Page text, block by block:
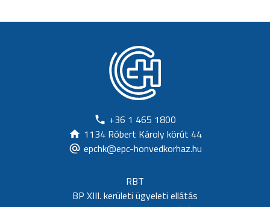
+36 1 465 1800
1134 Róbert Károly körút 44
epchk@epc-honvedkorhaz.hu
RBT
BP XIII. kerületi ügyeleti ellátás